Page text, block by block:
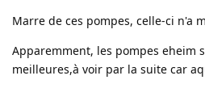
Marre de ces pompes, celle-ci n'a
Apparemment, les pompes eheim
meilleures,à voir par la suite car